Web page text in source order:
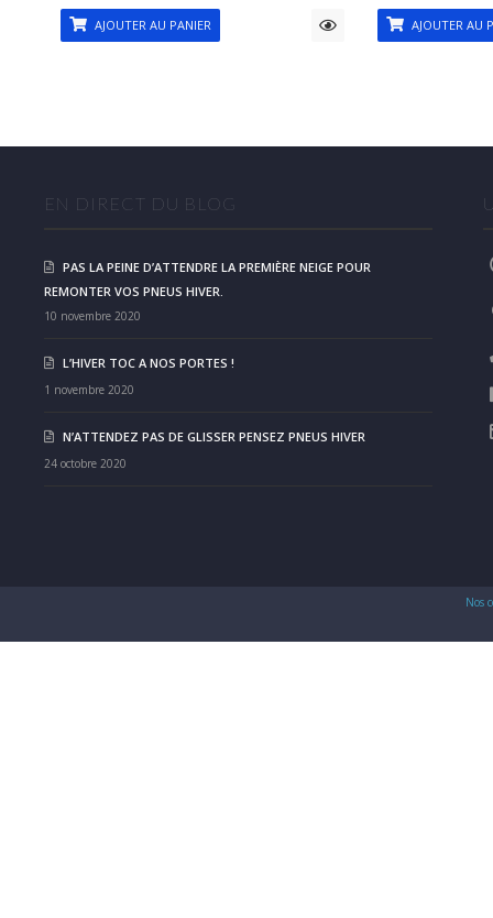
AJOUTER AU PANIER AJOUTER AU
EN DIRECT DU BLOG
PAS LA PEINE D’ATTENDRE LA PREMIÈRE NEIGE POUR
REMONTER VOS PNEUS HIVER.
10 novembre 2020
L’HIVER TOC A NOS PORTES !
1 novembre 2020
N’ATTENDEZ PAS DE GLISSER PENSEZ PNEUS HIVER
24 octobre 2020
Nos